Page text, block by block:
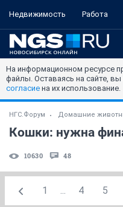
Недвижимость Работа
На информационном ресурсе
файлы. Оставаясь на сайте,
согласие на их использование.
НГС.Форум Домашние
Кошки: нужна
10630 48
1 ... 4 5